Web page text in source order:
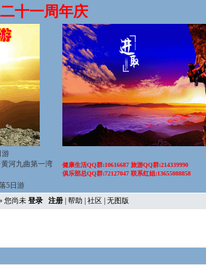
十一周年庆
游
河九曲第一湾
5日游
健康生活QQ群:10616687 旅游QQ群:214339990
俱乐部总QQ群:72127047 联系红姐:13655088858
您尚未 登录 注册| 帮助 社区 无图版